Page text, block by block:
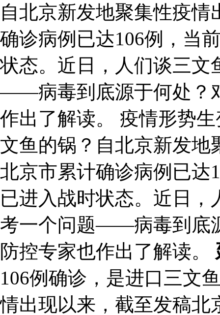
自北京新发地聚集性疫
确诊病例已达106例，当
状态。近日，人们谈三文
——病毒到底源于何处？
作出了解读。 疫情形势
文鱼的锅？自北京新发地
北京市累计确诊病例已达
已进入战时状态。近日
考一个问题——病毒到底
防控专家也作出了解读。
106例确诊，是进口三文
情出现以来，截至发稿北